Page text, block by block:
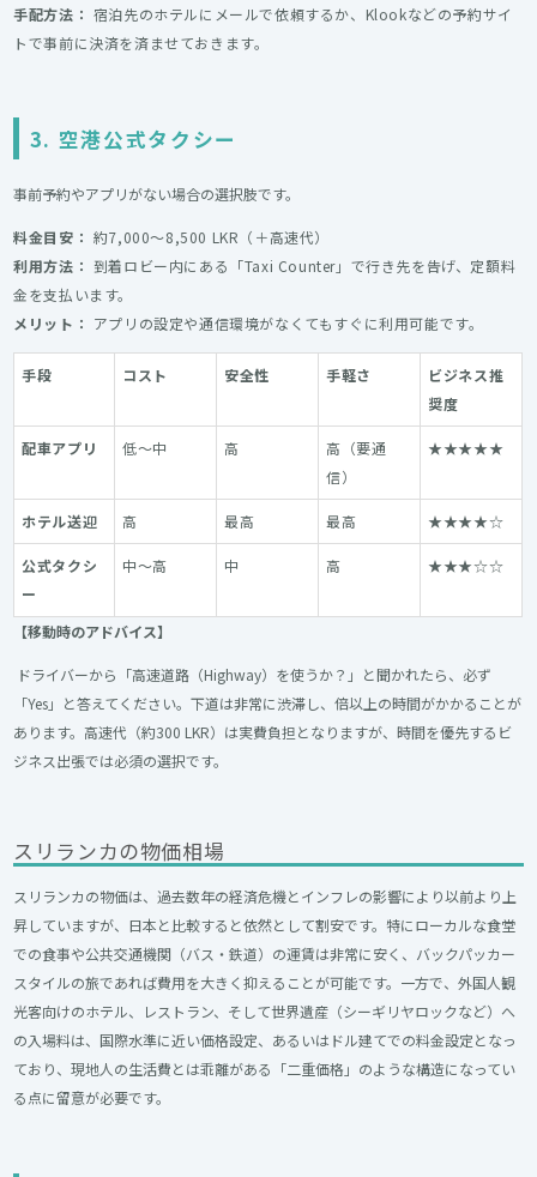
手配方法： 宿泊先のホテルにメールで依頼するか、Klookなどの予約サイ
トで事前に決済を済ませておきます。
3. 空港公式タクシー
事前予約やアプリがない場合の選択肢です。
料金目安： 約7,000〜8,500 LKR（＋高速代）
利用方法： 到着ロビー内にある「Taxi Counter」で行き先を告げ、定額料
金を支払います。
メリット： アプリの設定や通信環境がなくてもすぐに利用可能です。
手段 コスト 安全性 手軽さ
ビジネス推
奨度
配車アプリ 低〜中 高
高（要通
信）
★★★★★
ホテル送迎 高 最高 最高 ★★★★☆
公式タクシ
ー
中〜高 中 高 ★★★☆☆
【移動時のアドバイス】
ドライバーから「高速道路（Highway）を使うか？」と聞かれたら、必ず
「Yes」と答えてください。下道は非常に渋滞し、倍以上の時間がかかることが
あります。高速代（約300 LKR）は実費負担となりますが、時間を優先するビ
ジネス出張では必須の選択です。
スリランカの物価相場
スリランカの物価は、過去数年の経済危機とインフレの影響により以前より上
昇していますが、日本と比較すると依然として割安です。特にローカルな食堂
での食事や公共交通機関（バス・鉄道）の運賃は非常に安く、バックパッカー
スタイルの旅であれば費用を大きく抑えることが可能です。一方で、外国人観
光客向けのホテル、レストラン、そして世界遺産（シーギリヤロックなど）へ
の入場料は、国際水準に近い価格設定、あるいはドル建てでの料金設定となっ
ており、現地人の生活費とは乖離がある「二重価格」のような構造になってい
る点に留意が必要です。